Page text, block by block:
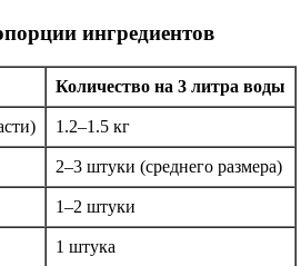
ингредиентов
Количество на 3 литра воды
1.2–1.5 кг
2–3 штуки (среднего размера)
1–2 штуки
1 штука